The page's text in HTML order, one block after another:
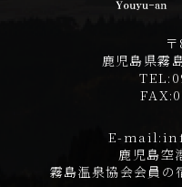
鹿児島県霧
TEL:
FAX:
E-mail:
鹿児島空
霧島温泉協会会員の